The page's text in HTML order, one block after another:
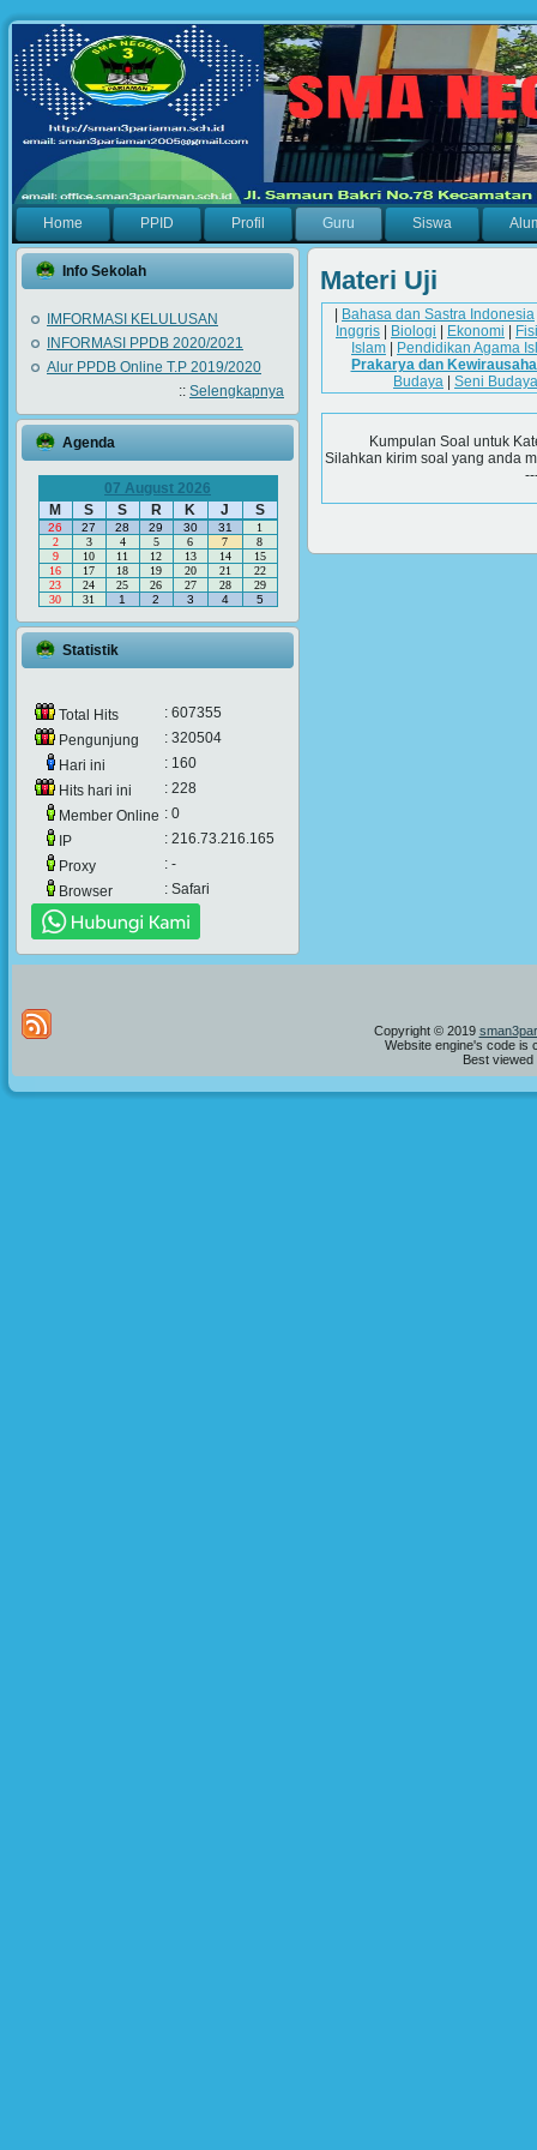
Home PPID Profil Guru Siswa
Info Sekolah
IMFORMASI KELULUSAN
INFORMASI PPDB 2020/2021
Alur PPDB Online T.P 2019/2020
:: Selengkapnya
Agenda
07 August 2026
M
S S R K J S
26 27 28 29 30 31
1
2
3 4 5 6 7
8
9
10 11 12 13 14
15
16
17 18 19 20 21
22
23
24 25 26 27 28
29
30
31 1 2 3 4 5
Statistik
Total Hits
: 607355
Pengunjung
: 320504
Hari ini
: 160
Hits hari ini
: 228
Member Online : 0
IP
: 216.73.216.165
Proxy
: -
Browser
: Safari
Materi Uji
| Bahasa dan Sastra Indonesia
Inggris | Biologi | Ekonomi |
Islam | Pendidikan Agama
Prakarya dan
Budaya | Seni Budaya
Kumpulan Soal untuk
Silahkan kirim soal yang anda
Copyright © 2019
Website engine's code is
Best